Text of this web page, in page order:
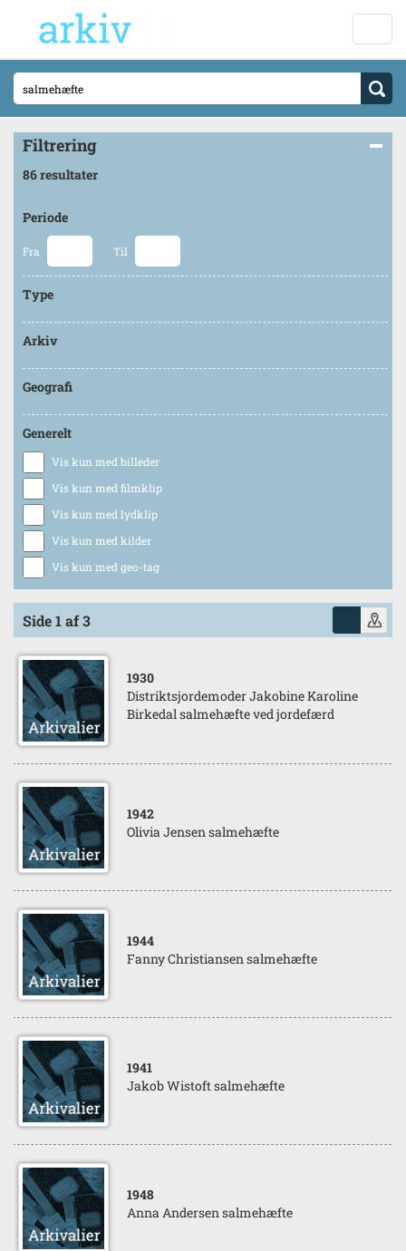
Filtrering
86 resultater
Periode
Fra Til
Type
Arkiv
Geografi
Generelt
Vis kun med billeder
Vis kun med filmklip
Vis kun med lydklip
Vis kun med kilder
Vis kun med geo-tag
Side 1 af 3
1930
Distriktsjordemoder Jakobine Karoline
Birkedal salmehæfte ved jordefærd
1942
Olivia Jensen salmehæfte
1944
Fanny Christiansen salmehæfte
1941
Jakob Wistoft salmehæfte
1948
Anna Andersen salmehæfte